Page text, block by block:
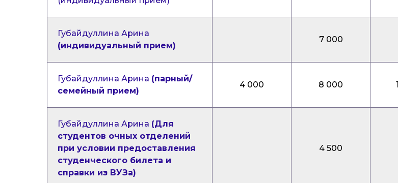
Губайдуллина Арина
(индивидуальный прием)
7 000
Губайдуллина Арина (парный/
семейный прием)
4 000 8 000
Губайдуллина Арина (Для
студентов очных отделений
при условии предоставления
студенческого билета и
справки из ВУЗа)
4 500